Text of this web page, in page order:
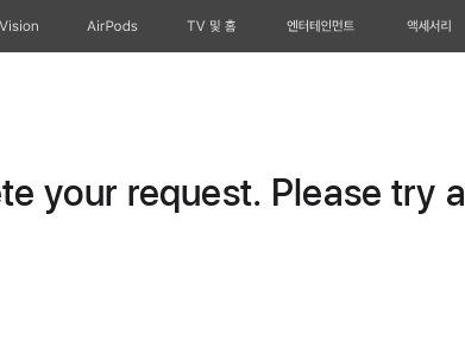
Vision AirPods TV 및 홈 엔터테인먼트 액세서리
your request. Please try